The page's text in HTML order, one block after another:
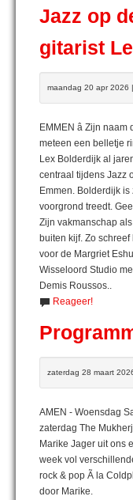
Jazz op
gitarist
maandag 20 apr 2026
EMMEN â Zijn
meteen een belletje
Lex Bolderdijk al
centraal tijdens Jazz
Emmen. Bolderdijk is
voorgrond treedt.
Zijn vakmanschap als
buiten kijf. Zo
voor de Margriet
Wisseloord Studio
Demis Roussos..
Reageer!
zaterdag 28 maart
AMEN - Woensdag
zaterdag The
Marike Jager uit ons
week vol
rock & pop Ã la
door Marike.